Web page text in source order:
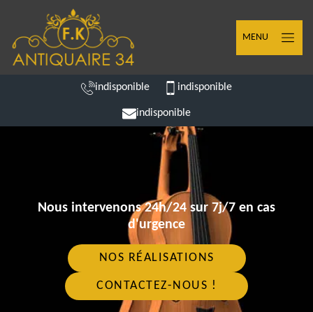
MENU
indisponible indisponible
indisponible
Nous intervenons 24h/24 sur 7j/7 en cas
d'urgence
NOS RÉALISATIONS
CONTACTEZ-NOUS !